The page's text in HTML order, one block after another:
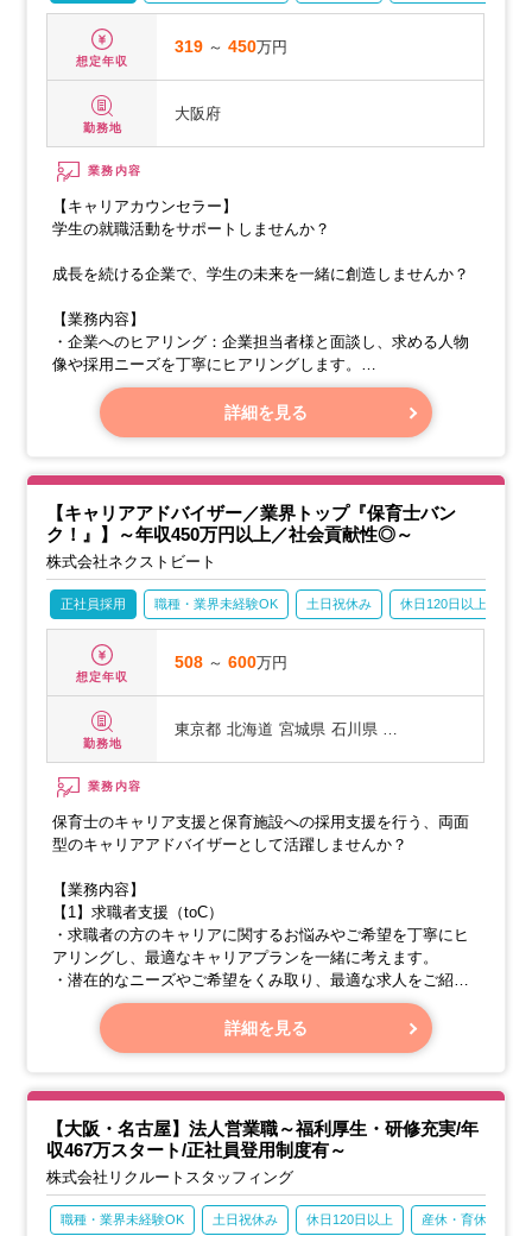
想定年収
319 ～450万円
勤務地
大阪府
業務内容
【キャリアカウンセラー】
学生の就職活動をサポートしませんか？
成長を続ける企業で、学生の未来を一緒に創造しませんか？
【業務内容】
・企業へのヒアリング：企業担当者様と面談し、求める人物
像や採用ニーズを丁寧にヒアリングします。
・学生へのサポート：学生の皆さんと面談し、就職活動の進
め方や企業選びについて相談に乗ります。エントリーシート
や面接対策などのサポートも行います。
詳細を見る
【キャリアアドバイザー／業界トップ『保育士バン
ク！』】～年収450万円以上／社会貢献性◎～
株式会社ネクストビート
正社員採用 職種・業界未経験OK 土日祝休み 休日120日以上
想定年収
508 ～600万円
勤務地
東京都 北海道 宮城県 石川県 …
業務内容
保育士のキャリア支援と保育施設への採用支援を行う、両面
型のキャリアアドバイザーとして活躍しませんか？
【業務内容】
【1】求職者支援（toC）
・求職者の方のキャリアに関するお悩みやご希望を丁寧にヒ
アリングし、最適なキャリアプランを一緒に考えます。
・潜在的なニーズやご希望をくみ取り、最適な求人をご紹介
いたします。
・求人情報の提案から内定獲得まで、求職者の方を全面的に
サポートします。
ます。
詳細を見る
【大阪・名古屋】法人営業職～福利厚生・研修充実/年
収467万スタート/正社員登用制度有～
株式会社リクルートスタッフィング
職種・業界未経験OK 土日祝休み 休日120日以上 産休・育休あり